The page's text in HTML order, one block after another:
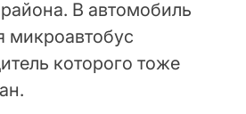
В автомобиль
микроавтобус
которого тоже